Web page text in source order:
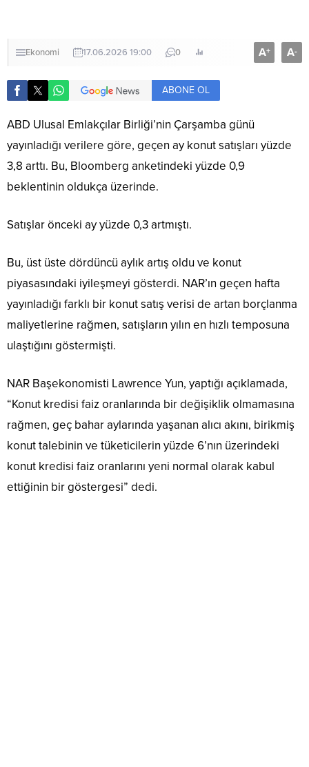
Ekonomi 17.06.2026 19:00 0 A+ A-
ABONE OL
ABD Ulusal Emlakçılar Birliği’nin Çarşamba günü
yayınladığı verilere göre, geçen ay konut satışları yüzde
3,8 arttı. Bu, Bloomberg anketindeki yüzde 0,9
beklentinin oldukça üzerinde.
Satışlar önceki ay yüzde 0,3 artmıştı.
Bu, üst üste dördüncü aylık artış oldu ve konut
piyasasındaki iyileşmeyi gösterdi. NAR’ın geçen hafta
yayınladığı farklı bir konut satış verisi de artan borçlanma
maliyetlerine rağmen, satışların yılın en hızlı temposuna
ulaştığını göstermişti.
NAR Başekonomisti Lawrence Yun, yaptığı açıklamada,
“Konut kredisi faiz oranlarında bir değişiklik olmamasına
rağmen, geç bahar aylarında yaşanan alıcı akını, birikmiş
konut talebinin ve tüketicilerin yüzde 6’nın üzerindeki
konut kredisi faiz oranlarını yeni normal olarak kabul
ettiğinin bir göstergesi” dedi.